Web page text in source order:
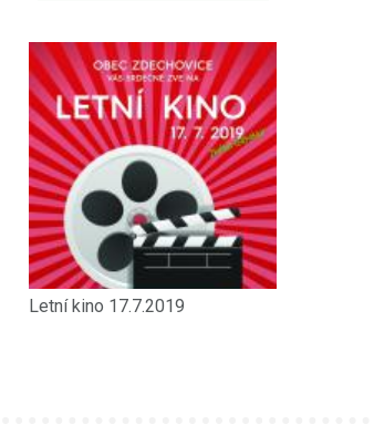
Letní kino 17.7.2019